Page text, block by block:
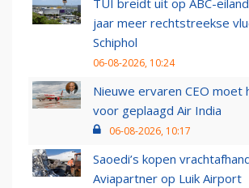
TUI breidt uit op ABC-
jaar meer rechtstreekse
Schiphol
06-08-2026, 10:24
Nieuwe ervaren CEO moet
voor geplaagd Air India
06-08-2026, 10:17
Saoedi’s kopen
Aviapartner op Luik Airport